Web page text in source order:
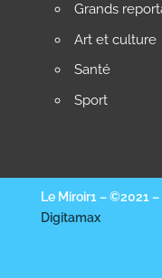
Grands
Art et culture
Santé
Sport
Le Miroir1 – ©2021
Digitamax